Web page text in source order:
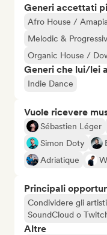
Generi accettati
Afro House /
Melodic &
Organic House /
Generi che lui/lei
Indie Dance
Vuole ricevere
Sébastien Léger
Simon Doty
Adriatique
Principali
Condividere gli
SoundCloud o
Altre